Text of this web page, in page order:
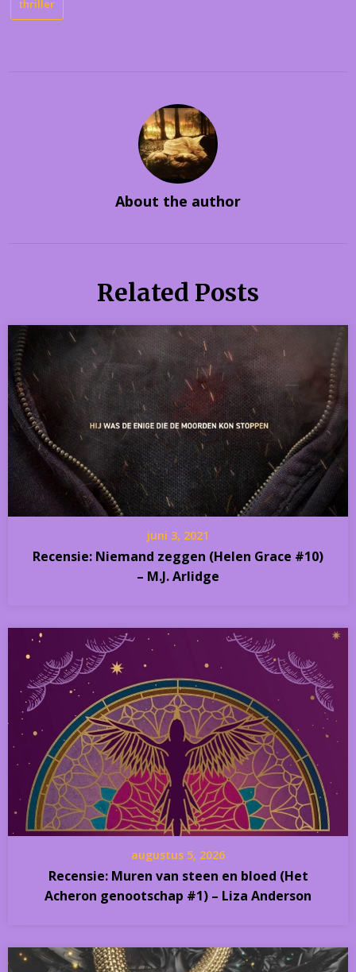
thriller
About the author
Related Posts
juni 3, 2021
Recensie: Niemand zeggen (Helen Grace #10)
– M.J. Arlidge
augustus 5, 2026
Recensie: Muren van steen en bloed (Het
Acheron genootschap #1) – Liza Anderson